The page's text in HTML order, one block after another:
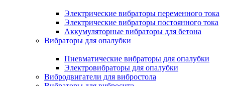
Электрические вибраторы переменного тока
Электрические вибраторы постоянного тока
Аккумуляторные вибраторы для бетона
Вибраторы для опалубки
Пневматические вибраторы для опалубки
Электровибраторы для опалубки
Вибродвигатели для вибростола